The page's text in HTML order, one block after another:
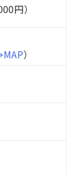
円）
）